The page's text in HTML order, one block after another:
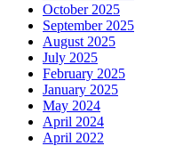
October 2025
September 2025
August 2025
July 2025
February 2025
January 2025
May 2024
April 2024
April 2022